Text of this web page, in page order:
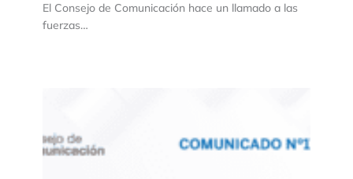
El Consejo de Comunicación hace un llamado a las
fuerzas…